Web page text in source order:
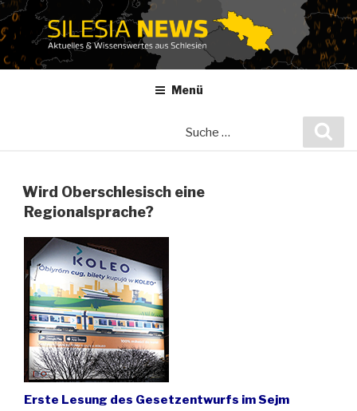
Zum
Inhalt
springen
Menü
Wird Oberschlesisch eine
Regionalsprache?
Erste Lesung des Gesetzentwurfs im Sejm